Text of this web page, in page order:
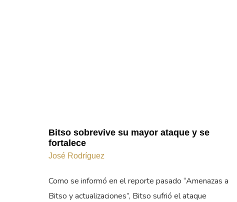
Bitso sobrevive su mayor ataque y se
fortalece
José Rodríguez
Como se informó en el reporte pasado “Amenazas a
Bitso y actualizaciones”, Bitso sufrió el ataque